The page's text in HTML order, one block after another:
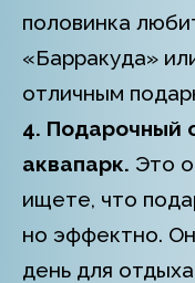
половинка
«Барракуда»
отличным
4. Подарочный
аквапарк. Это
ищете, что
но эффектно.
день для